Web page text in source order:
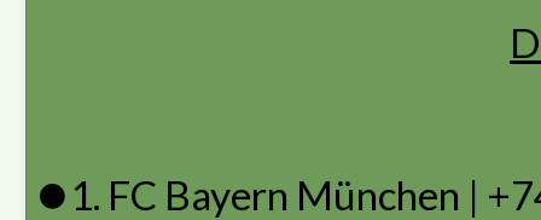
⏺️1. FC Bayern München |